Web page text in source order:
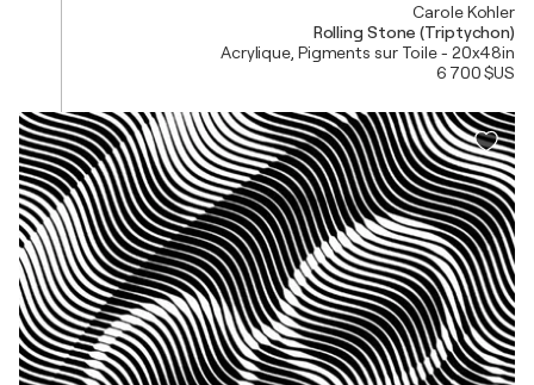
Carole Kohler
Rolling Stone (Triptychon)
Acrylique, Pigments sur Toile - 20x48in
6 700 $US